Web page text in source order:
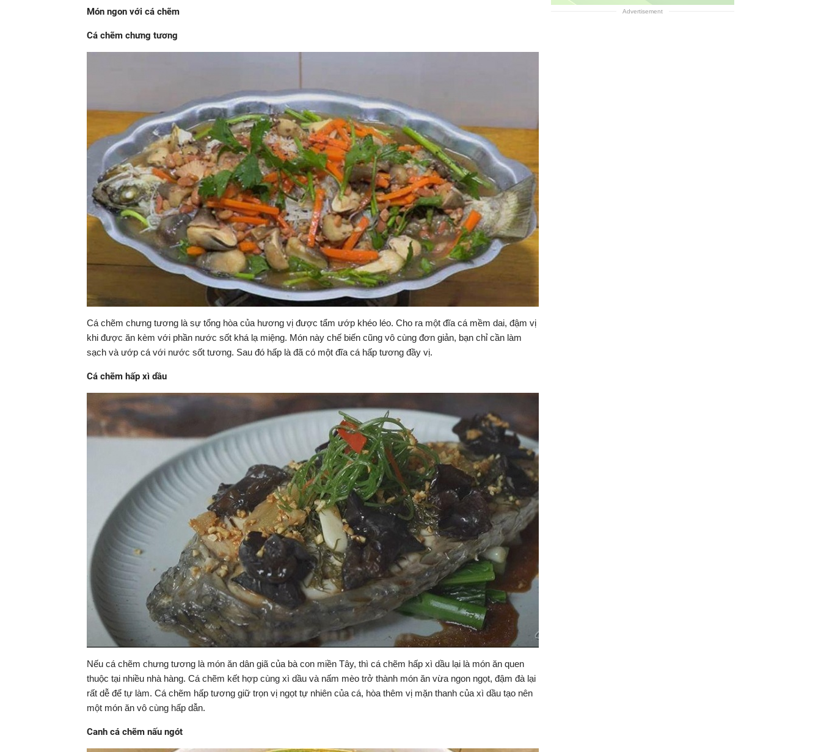
Món ngon với cá chẽm
Cá chẽm chưng tương
Cá chẽm chưng tương là sự tổng hòa của hương vị được tẩm ướp khéo léo. Cho ra một đĩa cá mềm dai, đậm vị
khi được ăn kèm với phần nước sốt khá lạ miệng. Món này chế biến cũng vô cùng đơn giản, bạn chỉ cần làm
sạch và ướp cá với nước sốt tương. Sau đó hấp là đã có một đĩa cá hấp tương đầy vị.
Cá chẽm hấp xì dầu
Nếu cá chẽm chưng tương là món ăn dân giã của bà con miền Tây, thì cá chẽm hấp xì dầu lại là món ăn quen
thuộc tại nhiều nhà hàng. Cá chẽm kết hợp cùng xì dầu và nấm mèo trở thành món ăn vừa ngon ngọt, đậm đà lại
rất dễ để tự làm. Cá chẽm hấp tương giữ trọn vị ngọt tự nhiên của cá, hòa thêm vị mặn thanh của xì dầu tạo nên
một món ăn vô cùng hấp dẫn.
Canh cá chẽm nấu ngót
Advertisement